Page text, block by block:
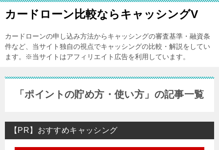
カードローン比較ならキャッシングV
カードローンの申し込み方法からキャッシングの審査基準・融資条
件など、当サイト独自の視点でキャッシングの比較・解説をしてい
ます。※当サイトはアフィリエイト広告を利用しています。
「ポイントの貯め方・使い方」の記事一覧
【PR】おすすめキャッシング